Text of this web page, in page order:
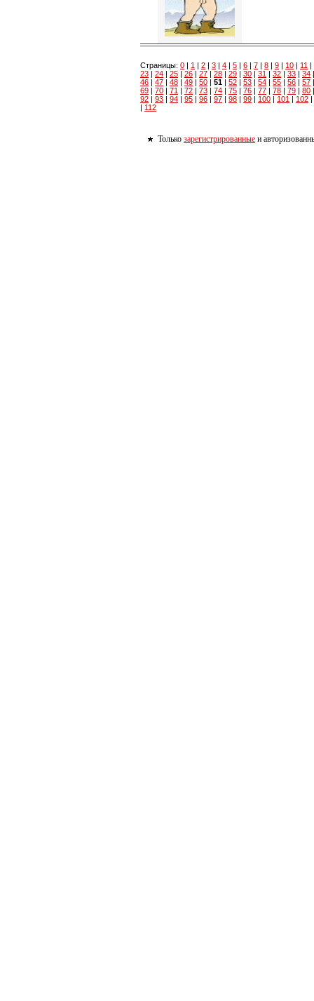
Страницы: 0 | 1 | 2 | 3 | 4 | 5 | 6 | 7 | 8 | 9 | 10 | 11 |
23 | 24 | 25 | 26 | 27 | 28 | 29 | 30 | 31 | 32 | 33 | 34
46 | 47 | 48 | 49 | 50 | 51 | 52 | 53 | 54 | 55 | 56 | 57
69 | 70 | 71 | 72 | 73 | 74 | 75 | 76 | 77 | 78 | 79 | 80
92 | 93 | 94 | 95 | 96 | 97 | 98 | 99 | 100 | 101 | 102 |
| 112
Только зарегистрированные и